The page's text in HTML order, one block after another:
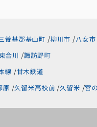
養基郡基山町 柳川市
八女市
東合川
諏訪野町
線 甘木鉄道
原 久留米高校前 久留米 宮